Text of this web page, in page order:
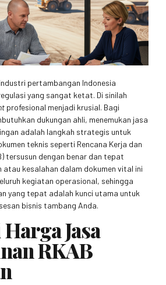
pertambangan Indonesia
yang sangat ketat. Di sinilah
profesional menjadi krusial. Bagi
dukungan ahli, menemukan jasa
adalah langkah strategis untuk
teknis seperti Rencana Kerja dan
tersusun dengan benar dan tepat
kesalahan dalam dokumen vital ini
kegiatan operasional, sehingga
yang tepat adalah kunci utama untuk
bisnis tambang Anda.
Jasa
RKAB